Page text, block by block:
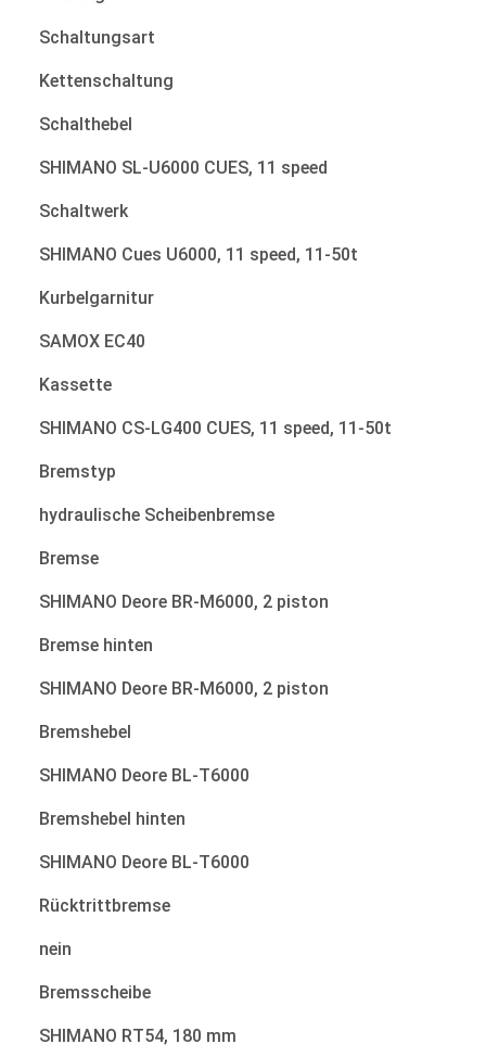
Schaltungsart
Kettenschaltung
Schalthebel
SHIMANO SL-U6000 CUES, 11 speed
Schaltwerk
SHIMANO Cues U6000, 11 speed, 11-50t
Kurbelgarnitur
SAMOX EC40
Kassette
SHIMANO CS-LG400 CUES, 11 speed, 11-50t
Bremstyp
hydraulische Scheibenbremse
Bremse
SHIMANO Deore BR-M6000, 2 piston
Bremse hinten
SHIMANO Deore BR-M6000, 2 piston
Bremshebel
SHIMANO Deore BL-T6000
Bremshebel hinten
SHIMANO Deore BL-T6000
Rücktrittbremse
nein
Bremsscheibe
SHIMANO RT54, 180 mm